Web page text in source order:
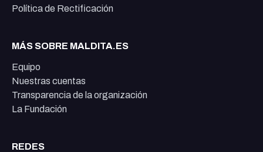
Política de Rectificación
MÁS SOBRE MALDITA.ES
Equipo
Nuestras cuentas
Transparencia de la organización
La Fundación
REDES